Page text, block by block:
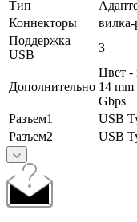
Тип
Коннекторы
вилка-
Поддержка
USB
3
Дополнительно
Цвет -
14
Gbps
Разъем1
USB
Разъем2
USB